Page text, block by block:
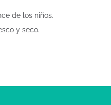
de los niños.
y seco.